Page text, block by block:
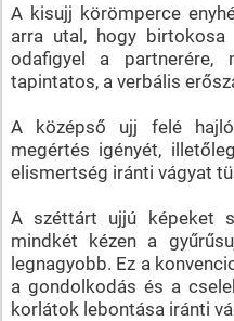
A kisujj körömperce
arra utal, hogy
odafigyel a partnerére,
tapintatos, a verbális
A középső ujj felé
megértés igényét,
elismertség iránti vágyat
A széttárt ujjú képeket
mindkét kézen a
legnagyobb. Ez a
a gondolkodás és a
korlátok lebontása iránti